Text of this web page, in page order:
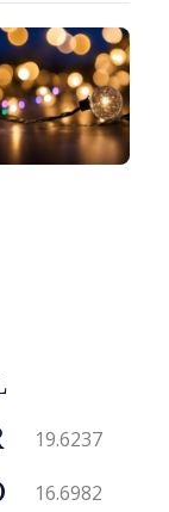
19.6237
16.6982